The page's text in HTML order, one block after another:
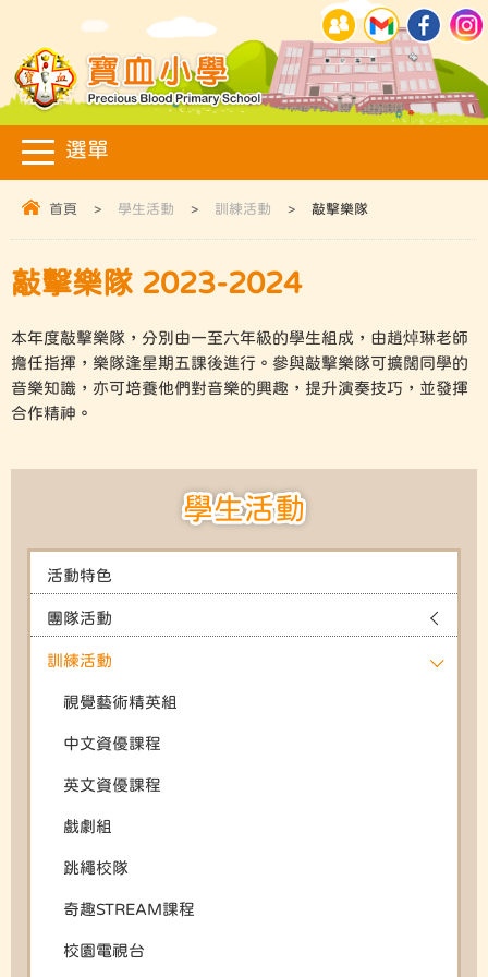
首頁 > 學生活動 > 訓練活動 > 敲擊樂隊
敲擊樂隊 2023-2024
本年度敲擊樂隊，分別由一至六年級的學生組成，由趙焯琳老師
擔任指揮，樂隊逢星期五課後進行。參與敲擊樂隊可擴闊同學的
音樂知識，亦可培養他們對音樂的興趣，提升演奏技巧，並發揮
合作精神。
學生活動
活動特色
團隊活動
訓練活動
視覺藝術精英組
中文資優課程
英文資優課程
戲劇組
跳繩校隊
奇趣STREAM課程
校園電視台